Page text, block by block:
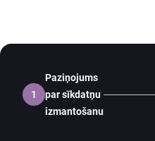
1
Paziņojums
par sīkdatņu
izmantošanu